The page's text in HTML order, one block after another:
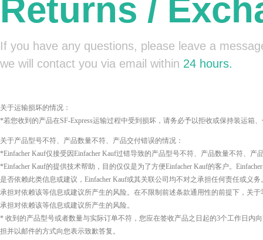
关于运输损坏的情况：
*若您收到的产品在SF-Express运输过程中受到损坏，请务必予以拒收或保持装运箱
关于产品型号不符、产品数量不符、产品交付错误的情况：
*Einfacher Kauf仅接受因Einfacher Kauf过错导致的产品型号不符、产品数量不符、
*Einfacher Kauf的提供技术帮助，目的仅仅是为了方便Einfacher Kauf的客户。
是否依赖此类信息或建议，Einfacher Kauf或其关联公司均不对之承担任何责任或义
承担对依赖该等信息或建议所产生的风险。在不限制前述条款通用性的前提下，关
承担对依赖该等信息或建议所产生的风险。
* 收到的产品型号或者数量与实际订单不符，您应在签收产品之日起的3个工作日内
担并以邮件的方式向您表示致歉答复。
Returns /
If you have any questions, please leave a
we will contact you via email within 24 hours.